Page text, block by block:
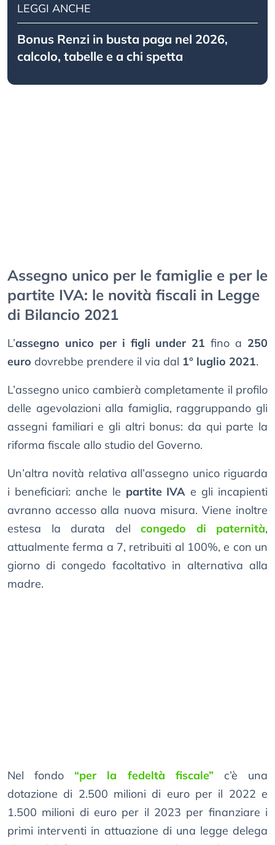
LEGGI ANCHE
Bonus Renzi in busta paga nel 2026,
calcolo, tabelle e a chi spetta
Assegno unico per le famiglie e per le
partite IVA: le novità fiscali in Legge
di Bilancio 2021
L’assegno unico per i figli under 21 fino a 250
euro dovrebbe prendere il via dal 1° luglio 2021.
L’assegno unico cambierà completamente il profilo
delle agevolazioni alla famiglia, raggruppando gli
assegni familiari e gli altri bonus: da qui parte la
riforma fiscale allo studio del Governo.
Un’altra novità relativa all’assegno unico riguarda
i beneficiari: anche le partite IVA e gli incapienti
avranno accesso alla nuova misura. Viene inoltre
estesa la durata del congedo di paternità,
attualmente ferma a 7, retribuiti al 100%, e con un
giorno di congedo facoltativo in alternativa alla
madre.
Nel fondo “per la fedeltà fiscale” c’è una
dotazione di 2.500 milioni di euro per il 2022 e
1.500 milioni di euro per il 2023 per finanziare i
primi interventi in attuazione di una legge delega